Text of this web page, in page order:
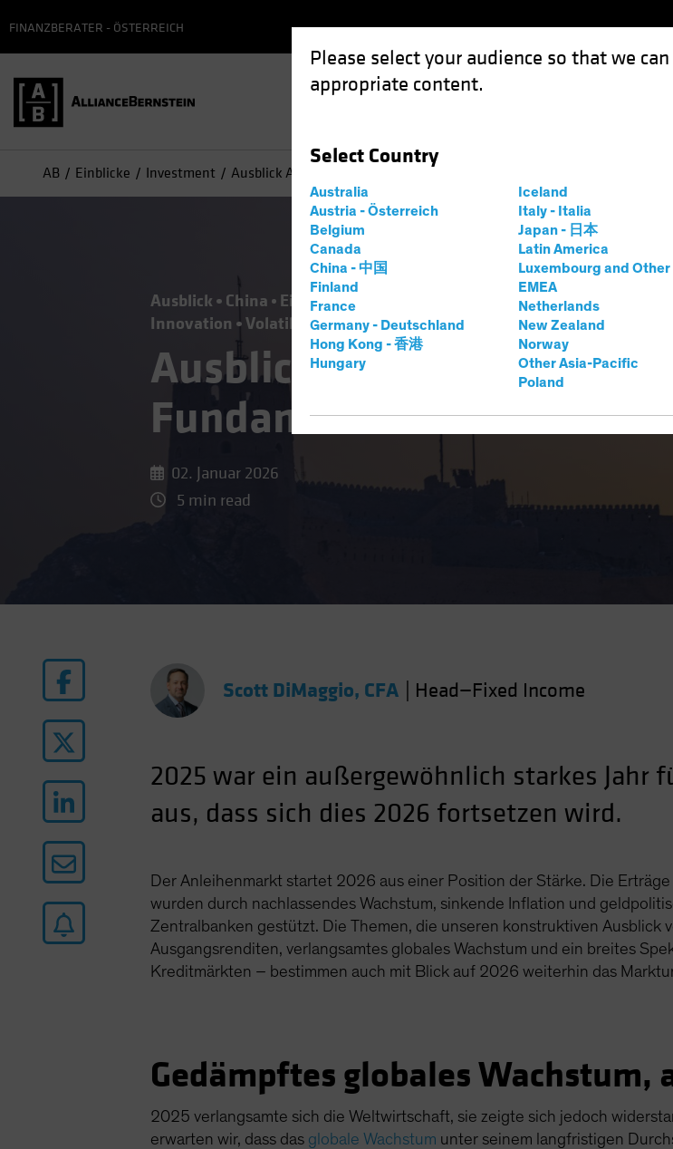
Please select your audience so that we
appropriate content.
Select Country
Australia
Austria - Österreich
Belgium
Canada
China - 中国
Finland
France
Germany - Deutschland
Hong Kong - 香港
Hungary
Iceland
Italy - Italia
Japan - 日本
Latin America
Luxembourg and Other
EMEA
Netherlands
New Zealand
Norway
Other Asia-Pacific
Poland
FINANZBERATER - ÖSTERREICH
AB Einblicke Investment Ausblick Anleihenmarkt 2026: Fundament und Balance
Ausblick China Einkommen Gesetzliche Auflagen
Innovation
Volatilität Wirtschaft Anleihen Blog
Ausblick Anleihenmarkt
Fundament und Balance
02. Januar 2026
5 min read
Scott DiMaggio, CFA Head—Fixed Income
2025 war ein außergewöhnlich starkes Jahr
aus, dass sich dies 2026 fortsetzen wird.
Der Anleihenmarkt startet 2026 aus einer Position der Stärke. Die
wurden durch nachlassendes Wachstum, sinkende Inflation und
Zentralbanken gestützt. Die Themen, die unseren konstruktiven Ausblick
Ausgangsrenditen, verlangsamtes globales Wachstum und ein breites
Kreditmärkten – bestimmen auch mit Blick auf 2026 weiterhin das
Gedämpftes globales
2025 verlangsamte sich die Weltwirtschaft, sie zeigte sich jedoch
erwarten wir, dass das globale Wachstum unter seinem langfristigen